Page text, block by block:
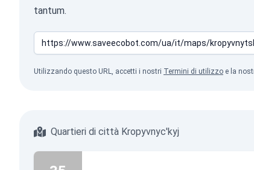
tantum.
Utilizzando questo URL, accetti i nostri Termini di utilizzo e la
Quartieri di città Kropyvnyc'kyj